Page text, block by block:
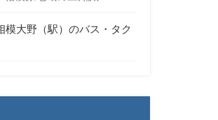
模大野（駅）のバス・タク